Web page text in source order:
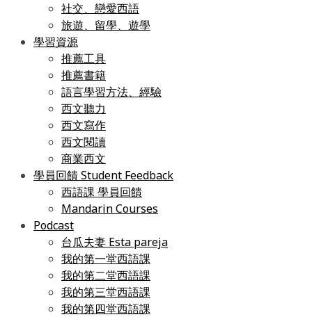
社交、戀愛西語
旅遊、留學、遊學
學習資源
推薦工具
推薦書籍
語言學習方法、經驗
西文聽力
西文寫作
西文閱讀
商業西文
學員回饋 Student Feedback
西語課 學員回饋
Mandarin Courses
Podcast
台瓜夫妻 Esta pareja
我的第一堂西語課
我的第二堂西語課
我的第三堂西語課
我的第四堂西語課